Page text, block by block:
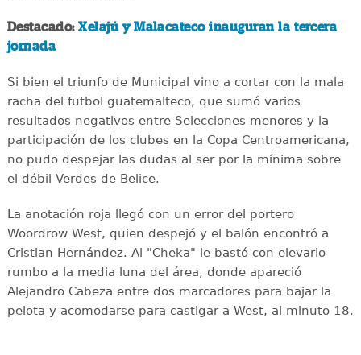
Destacado:Xelajú y Malacateco inauguran la tercera
jornada
Si bien el triunfo de Municipal vino a cortar con la mala
racha del futbol guatemalteco, que sumó varios
resultados negativos entre Selecciones menores y la
participación de los clubes en la Copa Centroamericana,
no pudo despejar las dudas al ser por la mínima sobre
el débil Verdes de Belice.
La anotación roja llegó con un error del portero
Woordrow West, quien despejó y el balón encontró a
Cristian Hernández. Al "Cheka" le bastó con elevarlo
rumbo a la media luna del área, donde apareció
Alejandro Cabeza entre dos marcadores para bajar la
pelota y acomodarse para castigar a West, al minuto 18.